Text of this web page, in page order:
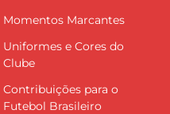
Momentos Marcantes
Uniformes e Cores do
Clube
Contribuições para o
Futebol Brasileiro